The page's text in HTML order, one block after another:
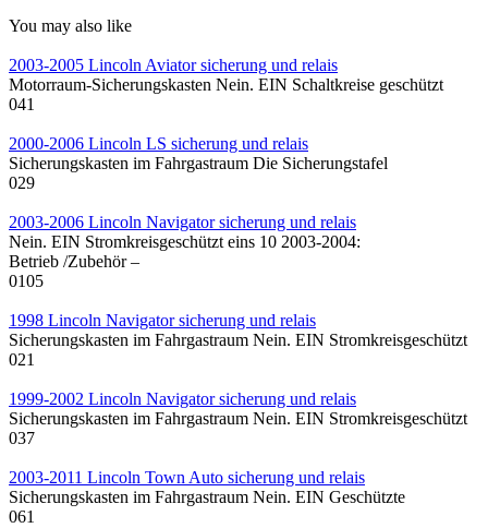
You may also like
2003-2005 Lincoln Aviator sicherung und relais
Motorraum-Sicherungskasten Nein. EIN Schaltkreise geschützt
041
2000-2006 Lincoln LS sicherung und relais
Sicherungskasten im Fahrgastraum Die Sicherungstafel
029
2003-2006 Lincoln Navigator sicherung und relais
Nein. EIN Stromkreisgeschützt eins 10 2003-2004:
Betrieb /Zubehör –
0105
1998 Lincoln Navigator sicherung und relais
Sicherungskasten im Fahrgastraum Nein. EIN Stromkreisgeschützt
021
1999-2002 Lincoln Navigator sicherung und relais
Sicherungskasten im Fahrgastraum Nein. EIN Stromkreisgeschützt
037
2003-2011 Lincoln Town Auto sicherung und relais
Sicherungskasten im Fahrgastraum Nein. EIN Geschützte
061